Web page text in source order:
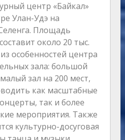
центр «Байкал»
Улан-Удэ на
Площадь
около 20 тыс.
особенностей центра
зала: большой
зал на 200 мест,
как масштабные
так и более
мероприятия. Также
культурно-досуговая